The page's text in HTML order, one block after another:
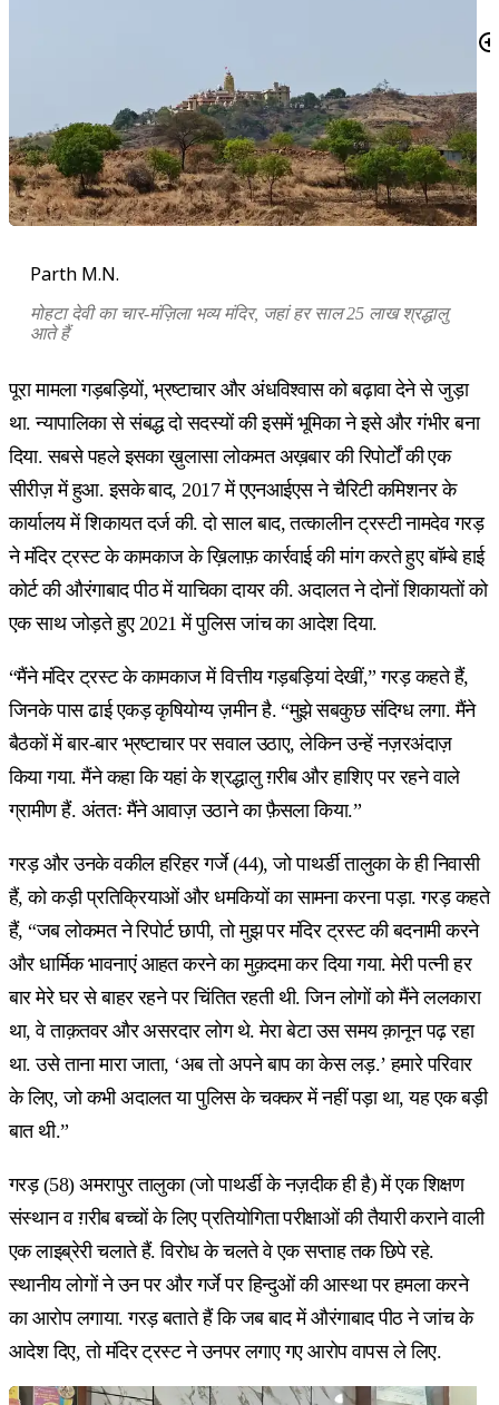
Parth M.N.
मोहटा देवी का चार-मंज़िला भव्य मंदिर, जहां हर साल 25 लाख श्रद्धालु
आते हैं
पूरा मामला गड़बड़ियों, भ्रष्टाचार और अंधविश्वास को बढ़ावा देने से जुड़ा
था. न्यापालिका से संबद्ध दो सदस्यों की इसमें भूमिका ने इसे और गंभीर बना
दिया. सबसे पहले इसका ख़ुलासा लोकमत अख़बार की रिपोर्टों की एक
सीरीज़ में हुआ. इसके बाद, 2017 में एएनआईएस ने चैरिटी कमिशनर के
कार्यालय में शिकायत दर्ज की. दो साल बाद, तत्कालीन ट्रस्टी नामदेव गरड़
ने मंदिर ट्रस्ट के कामकाज के ख़िलाफ़ कार्रवाई की मांग करते हुए बॉम्बे हाई
कोर्ट की औरंगाबाद पीठ में याचिका दायर की. अदालत ने दोनों शिकायतों को
एक साथ जोड़ते हुए 2021 में पुलिस जांच का आदेश दिया.
“मैंने मंदिर ट्रस्ट के कामकाज में वित्तीय गड़बड़ियां देखीं,” गरड़ कहते हैं,
जिनके पास ढाई एकड़ कृषियोग्य ज़मीन है. “मुझे सबकुछ संदिग्ध लगा. मैंने
बैठकों में बार-बार भ्रष्टाचार पर सवाल उठाए, लेकिन उन्हें नज़रअंदाज़
किया गया. मैंने कहा कि यहां के श्रद्धालु ग़रीब और हाशिए पर रहने वाले
ग्रामीण हैं. अंततः मैंने आवाज़ उठाने का फ़ैसला किया.”
गरड़ और उनके वकील हरिहर गर्जे (44), जो पाथर्डी तालुका के ही निवासी
हैं, को कड़ी प्रतिक्रियाओं और धमकियों का सामना करना पड़ा. गरड़ कहते
हैं, “जब लोकमत ने रिपोर्ट छापी, तो मुझ पर मंदिर ट्रस्ट की बदनामी करने
और धार्मिक भावनाएं आहत करने का मुक़दमा कर दिया गया. मेरी पत्नी हर
बार मेरे घर से बाहर रहने पर चिंतित रहती थी. जिन लोगों को मैंने ललकारा
था, वे ताक़तवर और असरदार लोग थे. मेरा बेटा उस समय क़ानून पढ़ रहा
था. उसे ताना मारा जाता, ‘अब तो अपने बाप का केस लड़.’ हमारे परिवार
के लिए, जो कभी अदालत या पुलिस के चक्कर में नहीं पड़ा था, यह एक बड़ी
बात थी.”
गरड़ (58) अमरापुर तालुका (जो पाथर्डी के नज़दीक ही है) में एक शिक्षण
संस्थान व ग़रीब बच्चों के लिए प्रतियोगिता परीक्षाओं की तैयारी कराने वाली
एक लाइब्रेरी चलाते हैं. विरोध के चलते वे एक सप्ताह तक छिपे रहे.
स्थानीय लोगों ने उन पर और गर्जे पर हिन्दुओं की आस्था पर हमला करने
का आरोप लगाया. गरड़ बताते हैं कि जब बाद में औरंगाबाद पीठ ने जांच के
आदेश दिए, तो मंदिर ट्रस्ट ने उनपर लगाए गए आरोप वापस ले लिए.